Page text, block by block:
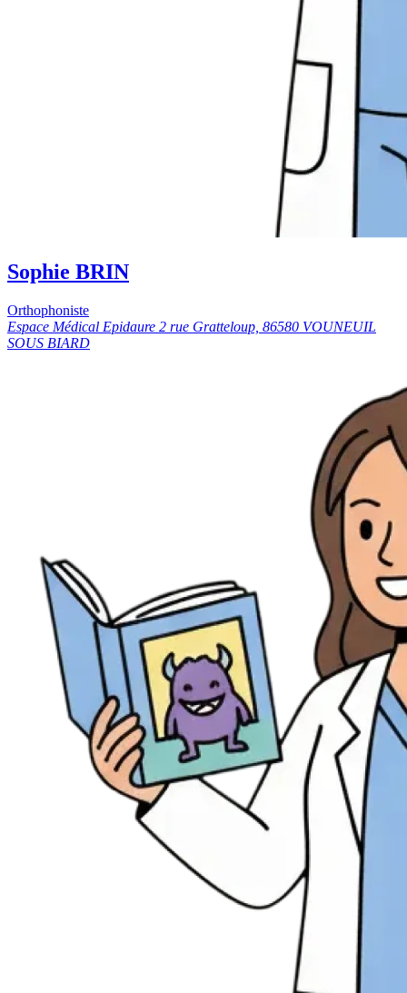
Sophie BRIN
Orthophoniste
Espace Médical Epidaure 2 rue Gratteloup, 86580 VOUNEUIL
SOUS BIARD